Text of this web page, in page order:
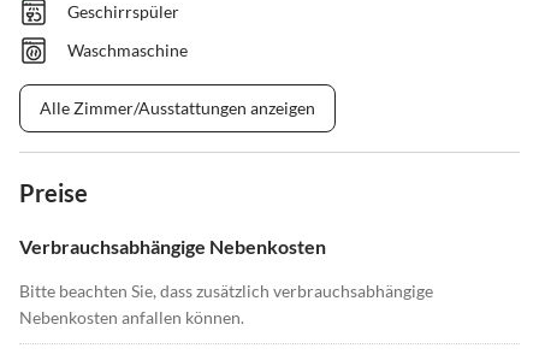
Geschirrspüler
Waschmaschine
Alle Zimmer/Ausstattungen anzeigen
Preise
Verbrauchsabhängige Nebenkosten
Bitte beachten Sie, dass zusätzlich verbrauchsabhängige
Nebenkosten anfallen können.